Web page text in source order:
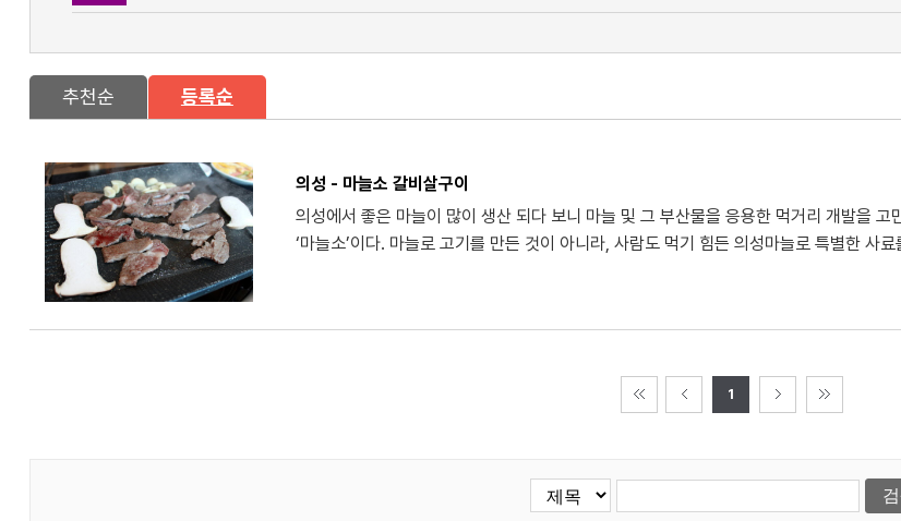
추천순 등록순
의성 - 마늘소 갈비살구이
의성에서 좋은 마늘이 많이 생산 되다 보니 마늘 및 그 부산물을 응용한 먹거리 개발을
‘마늘소’이다. 마늘로 고기를 만든 것이 아니라, 사람도 먹기 힘든 의성마늘로 특별한 사
1